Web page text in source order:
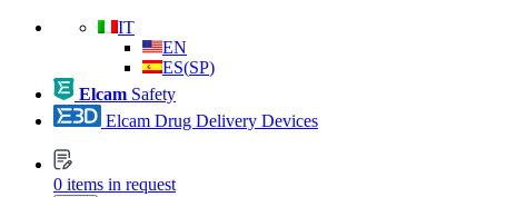
IT
EN
ES(SP)
Elcam Safety
Elcam Drug Delivery Devices
0 items in request